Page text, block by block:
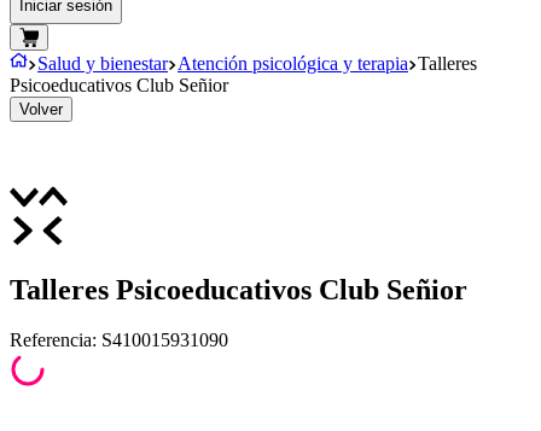
Iniciar sesión
Salud y bienestar Atención psicológica y terapia Talleres
Psicoeducativos Club Señior
Volver
Talleres Psicoeducativos Club Señior
Referencia: S410015931090